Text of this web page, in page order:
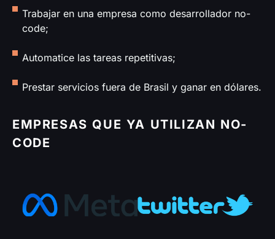
Trabajar en una empresa como desarrollador no-
code;
Automatice las tareas repetitivas;
Prestar servicios fuera de Brasil y ganar en dólares.
EMPRESAS QUE YA UTILIZAN NO-
CODE